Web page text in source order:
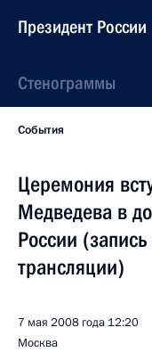
Президент России
Стенограммы
События
Церемония
Медведева в
России
трансляции)
7 мая 2008 года 12:20
Москва